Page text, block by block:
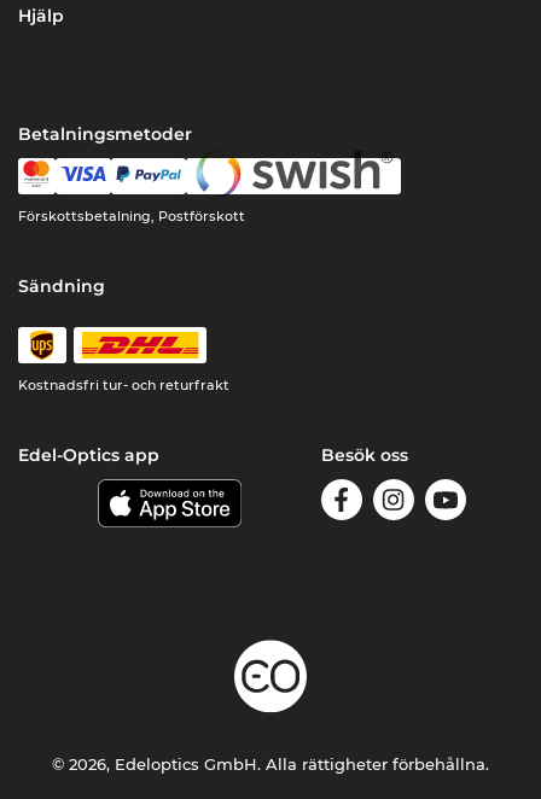
Hjälp
Betalningsmetoder
Förskottsbetalning, Postförskott
Sändning
Kostnadsfri tur- och returfrakt
Edel-Optics app Besök oss
© 2026, Edeloptics GmbH. Alla rättigheter förbehållna.